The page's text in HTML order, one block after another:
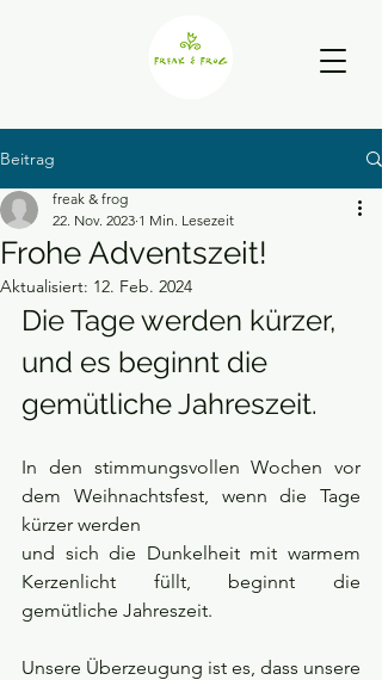
Beitrag
Frohe Adventszeit!
freak & frog
22. Nov. 2023 1 Min. Lesezeit
Aktualisiert: 12. Feb. 2024
Die Tage werden kürzer,
und es beginnt die
gemütliche Jahreszeit.
In den stimmungsvollen Wochen vor
dem Weihnachtsfest, wenn die Tage
kürzer werden
und sich die Dunkelheit mit warmem
Kerzenlicht füllt, beginnt die
gemütliche Jahreszeit.
Unsere Überzeugung ist es, dass unsere